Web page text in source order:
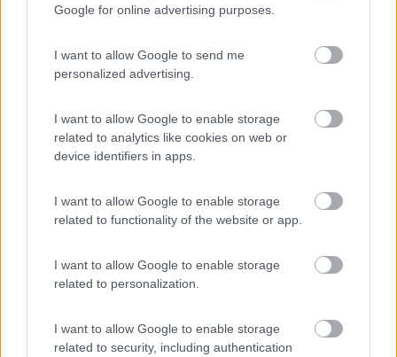
Google for online advertising purposes.
I want to allow Google to send me
personalized advertising.
I want to allow Google to enable storage
related to analytics like cookies on web or
device identifiers in apps.
I want to allow Google to enable storage
related to functionality of the website or app.
I want to allow Google to enable storage
related to personalization.
I want to allow Google to enable storage
related to security, including authentication
Campeggio
7,5 2
Servizi / Posizione